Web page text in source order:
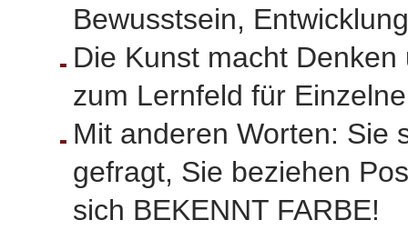
Bewusstsein,
Die Kunst macht
zum Lernfeld für
Mit anderen Worten: Sie
gefragt, Sie beziehen
sich BEKENNT FARBE!